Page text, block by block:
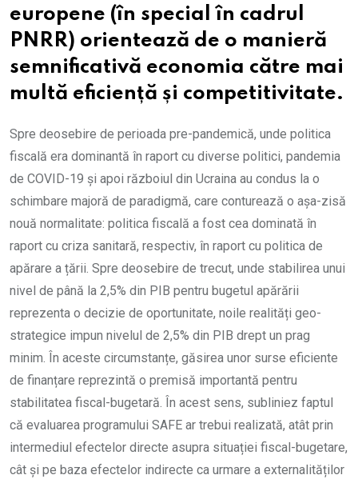
europene (în special în cadrul
PNRR) orientează de o manieră
semnificativă economia către mai
multă eficiență și competitivitate.
Spre deosebire de perioada pre-pandemică, unde politica
fiscală era dominantă în raport cu diverse politici, pandemia
de COVID-19 și apoi războiul din Ucraina au condus la o
schimbare majoră de paradigmă, care conturează o așa-zisă
nouă normalitate: politica fiscală a fost cea dominată în
raport cu criza sanitară, respectiv, în raport cu politica de
apărare a țării. Spre deosebire de trecut, unde stabilirea unui
nivel de până la 2,5% din PIB pentru bugetul apărării
reprezenta o decizie de oportunitate, noile realități geo-
strategice impun nivelul de 2,5% din PIB drept un prag
minim. În aceste circumstanțe, găsirea unor surse eficiente
de finanțare reprezintă o premisă importantă pentru
stabilitatea fiscal-bugetară. În acest sens, subliniez faptul
că evaluarea programului SAFE ar trebui realizată, atât prin
intermediul efectelor directe asupra situației fiscal-bugetare,
cât și pe baza efectelor indirecte ca urmare a externalităților